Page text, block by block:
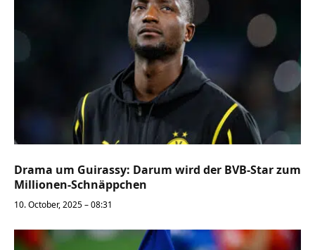
Drama um Guirassy: Darum wird der BVB-Star zum
Millionen-Schnäppchen
10. October, 2025 – 08:31